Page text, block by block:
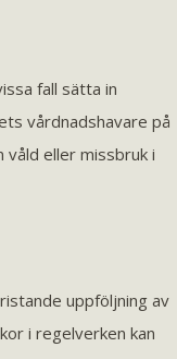
fall sätta in
vårdnadshavare på
eller missbruk i
uppföljning av
i regelverken kan